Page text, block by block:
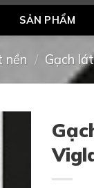
SẢN PHẨM
nền / Gạch